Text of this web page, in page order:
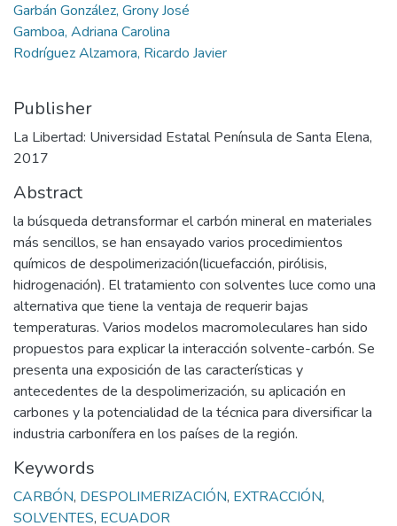
Garbán González, Grony José
Gamboa, Adriana Carolina
Rodríguez Alzamora, Ricardo Javier
Publisher
La Libertad: Universidad Estatal Península de Santa Elena,
2017
Abstract
la búsqueda detransformar el carbón mineral en materiales
más sencillos, se han ensayado varios procedimientos
químicos de despolimerización(licuefacción, pirólisis,
hidrogenación). El tratamiento con solventes luce como una
alternativa que tiene la ventaja de requerir bajas
temperaturas. Varios modelos macromoleculares han sido
propuestos para explicar la interacción solvente-carbón. Se
presenta una exposición de las características y
antecedentes de la despolimerización, su aplicación en
carbones y la potencialidad de la técnica para diversificar la
industria carbonífera en los países de la región.
Keywords
CARBÓN, DESPOLIMERIZACIÓN, EXTRACCIÓN,
SOLVENTES, ECUADOR